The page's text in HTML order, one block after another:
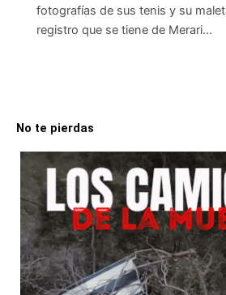
fotografías de sus tenis y su
registro que se tiene de Merari…
No te pierdas